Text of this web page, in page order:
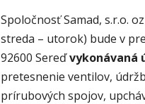
Spoločnosť Samad, s.r.o.
streda – utorok) bude v
92600 Sereďvykonávaná
pretesnenie ventilov,
prírubových spojov,